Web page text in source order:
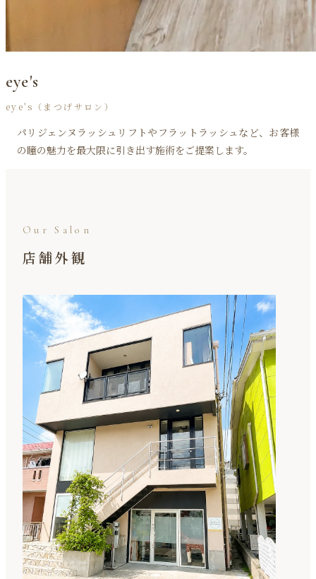
eye's
eye's（まつげサロン）
パリジェンヌラッシュリフトやフラットラッシュなど、お客様
の瞳の魅力を最大限に引き出す施術をご提案します。
Our Salon
店舗外観